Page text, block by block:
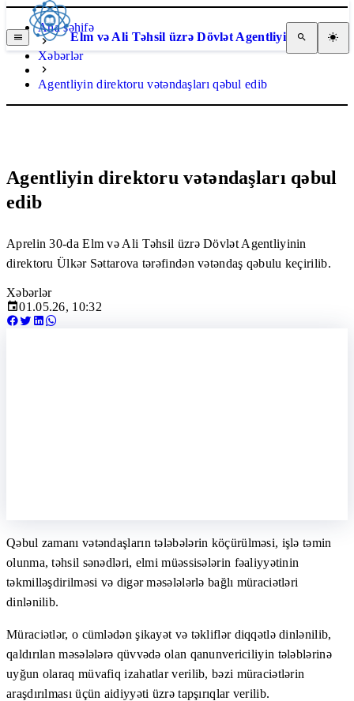
Elm və Ali Təhsil üzrə Dövlət Agentliyi
Ana səhifə
Xəbərlər
Agentliyin direktoru vətəndaşları qəbul edib
Agentliyin direktoru vətəndaşları qəbul
edib
Aprelin 30-da Elm və Ali Təhsil üzrə Dövlət Agentliyinin
direktoru Ülkər Səttarova tərəfindən vətəndaş qəbulu keçirilib.
Xəbərlər
01.05.26, 10:32
Qəbul zamanı vətəndaşların tələbələrin köçürülməsi, işlə təmin
olunma, təhsil sənədləri, elmi müəssisələrin fəaliyyətinin
təkmilləşdirilməsi və digər məsələlərlə bağlı müraciətləri
dinlənilib.
Müraciətlər, o cümlədən şikayət və təkliflər diqqətlə dinlənilib,
qaldırılan məsələlərə qüvvədə olan qanunvericiliyin tələblərinə
uyğun olaraq müvafiq izahatlar verilib, bəzi müraciətlərin
araşdırılması üçün aidiyyəti üzrə tapşırıqlar verilib.